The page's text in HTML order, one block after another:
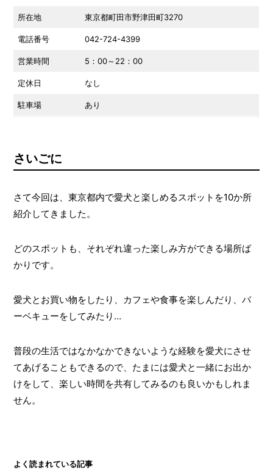
所在地 東京都町田市野津田町3270
電話番号 042-724-4399
営業時間 5：00～22：00
定休日 なし
駐車場 あり
さいごに
さて今回は、東京都内で愛犬と楽しめるスポットを10か所
紹介してきました。
どのスポットも、それぞれ違った楽しみ方ができる場所ば
かりです。
愛犬とお買い物をしたり、カフェや食事を楽しんだり、バ
ーベキューをしてみたり…
普段の生活ではなかなかできないような経験を愛犬にさせ
てあげることもできるので、たまには愛犬と一緒にお出か
けをして、楽しい時間を共有してみるのも良いかもしれま
せん。
よく読まれている記事